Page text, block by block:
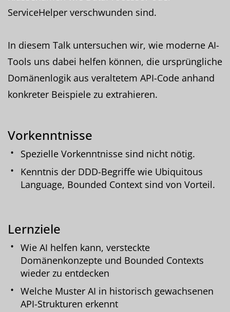
ServiceHelper verschwunden sind.
In diesem Talk untersuchen wir, wie moderne AI-
Tools uns dabei helfen können, die ursprüngliche
Domänenlogik aus veraltetem API-Code anhand
konkreter Beispiele zu extrahieren.
Vorkenntnisse
Spezielle Vorkenntnisse sind nicht nötig.
Kenntnis der DDD-Begriffe wie Ubiquitous
Language, Bounded Context sind von Vorteil.
Lernziele
Wie AI helfen kann, versteckte
Domänenkonzepte und Bounded Contexts
wieder zu entdecken
Welche Muster AI in historisch gewachsenen
API-Strukturen erkennt